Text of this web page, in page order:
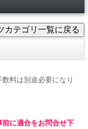
料は別途必要になり
に適合をお問合せ下